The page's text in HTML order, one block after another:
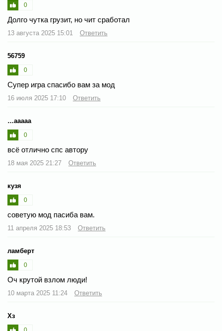
0
Долго чутка грузит, но чит сработал
13 августа 2025 15:01 Ответить
56759
0
Супер игра спасибо вам за мод
16 июля 2025 17:10 Ответить
…ааааа
0
всё отлично спс автору
18 мая 2025 21:27 Ответить
кузя
0
советую мод пасиба вам.
11 апреля 2025 18:53 Ответить
ламберт
0
Оч крутой взлом люди!
10 марта 2025 11:24 Ответить
Хз